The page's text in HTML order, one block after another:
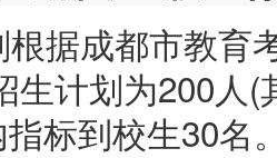
据成都市教育
生计划为200
标到校生30名